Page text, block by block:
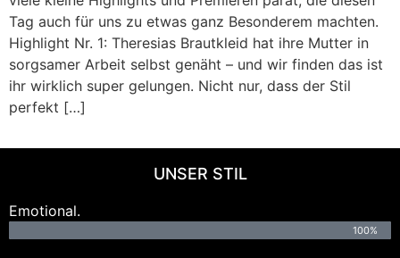
Tag auch für uns zu etwas ganz Besonderem machten.
Highlight Nr. 1: Theresias Brautkleid hat ihre Mutter in
sorgsamer Arbeit selbst genäht – und wir finden das ist
ihr wirklich super gelungen. Nicht nur, dass der Stil
perfekt […]
UNSER STIL
Emotional.
100%